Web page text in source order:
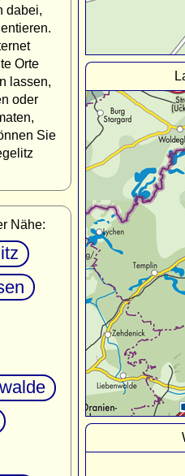
dabei,
Orte
lassen,
oder
Sie
Nähe: